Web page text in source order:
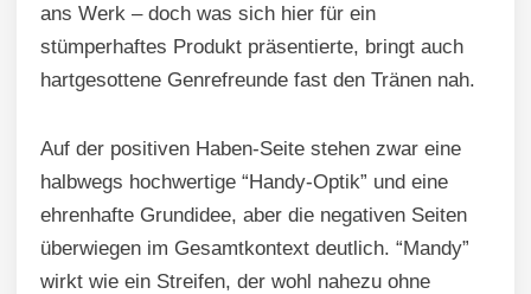
ans Werk – doch was sich hier für ein
stümperhaftes Produkt präsentierte, bringt auch
hartgesottene Genrefreunde fast den Tränen nah.
Auf der positiven Haben-Seite stehen zwar eine
halbwegs hochwertige “Handy-Optik” und eine
ehrenhafte Grundidee, aber die negativen Seiten
überwiegen im Gesamtkontext deutlich. “Mandy”
wirkt wie ein Streifen, der wohl nahezu ohne